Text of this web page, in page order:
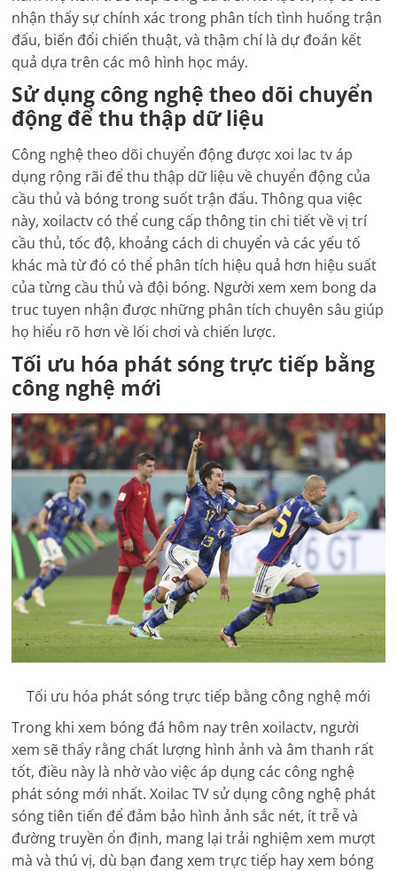
nhận thấy sự chính xác trong phân tích tình huống trận
đấu, biến đổi chiến thuật, và thậm chí là dự đoán kết
quả dựa trên các mô hình học máy.
Sử dụng công nghệ theo dõi chuyển
động để thu thập dữ liệu
Công nghệ theo dõi chuyển động được xoi lac tv áp
dụng rộng rãi để thu thập dữ liệu về chuyển động của
cầu thủ và bóng trong suốt trận đấu. Thông qua việc
này, xoilactv có thể cung cấp thông tin chi tiết về vị trí
cầu thủ, tốc độ, khoảng cách di chuyển và các yếu tố
khác mà từ đó có thể phân tích hiệu quả hơn hiệu suất
của từng cầu thủ và đội bóng. Người xem xem bong da
truc tuyen nhận được những phân tích chuyên sâu giúp
họ hiểu rõ hơn về lối chơi và chiến lược.
Tối ưu hóa phát sóng trực tiếp bằng
công nghệ mới
Tối ưu hóa phát sóng trực tiếp bằng công nghệ mới
Trong khi xem bóng đá hôm nay trên xoilactv, người
xem sẽ thấy rằng chất lượng hình ảnh và âm thanh rất
tốt, điều này là nhờ vào việc áp dụng các công nghệ
phát sóng mới nhất. Xoilac TV sử dụng công nghệ phát
sóng tiên tiến để đảm bảo hình ảnh sắc nét, ít trễ và
đường truyền ổn định, mang lại trải nghiệm xem mượt
mà và thú vị, dù bạn đang xem trực tiếp hay xem bóng